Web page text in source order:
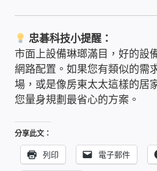
網路規劃架設
OpenMediaVault OMV
NAS到府安裝服務
出租套房出租 網路維護管
忠碁科技小提醒：
市面上設備琳瑯滿目，好的設
網路配置。如果您有類似的需
場，或是像房東太太這樣的居
您量身規劃最省心的方案。
分享此文：
列印 電子郵件